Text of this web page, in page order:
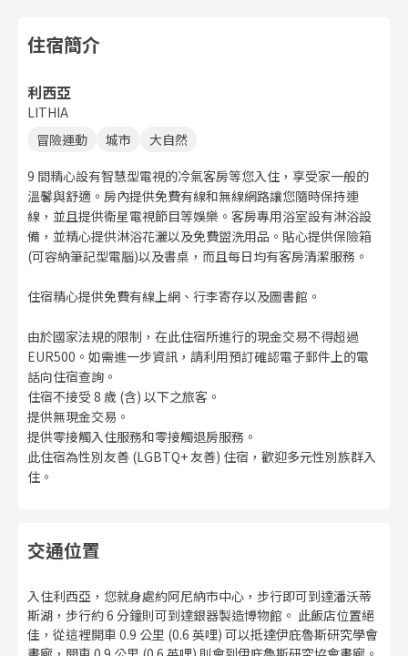
住宿簡介
利西亞
LITHIA
冒險運動
城市
大自然
9 間精心設有智慧型電視的冷氣客房等您入住，享受家一般的
溫馨與舒適。房內提供免費有線和無線網路讓您隨時保持連
線，並且提供衛星電視節目等娛樂。客房專用浴室設有淋浴設
備，並精心提供淋浴花灑以及免費盥洗用品。貼心提供保險箱
(可容納筆記型電腦)以及書桌，而且每日均有客房清潔服務。
住宿精心提供免費有線上網、行李寄存以及圖書館。
由於國家法規的限制，在此住宿所進行的現金交易不得超過
EUR500。如需進一步資訊，請利用預訂確認電子郵件上的電
話向住宿查詢。
住宿不接受 8 歲 (含) 以下之旅客。
提供無現金交易。
提供零接觸入住服務和零接觸退房服務。
此住宿為性別友善 (LGBTQ+ 友善) 住宿，歡迎多元性別族群入
住。
交通位置
入住利西亞，您就身處約阿尼納市中心，步行即可到達潘沃蒂
斯湖，步行約 6 分鐘則可到達銀器製造博物館。 此飯店位置絕
佳，從這裡開車 0.9 公里 (0.6 英哩) 可以抵達伊庇魯斯研究學會